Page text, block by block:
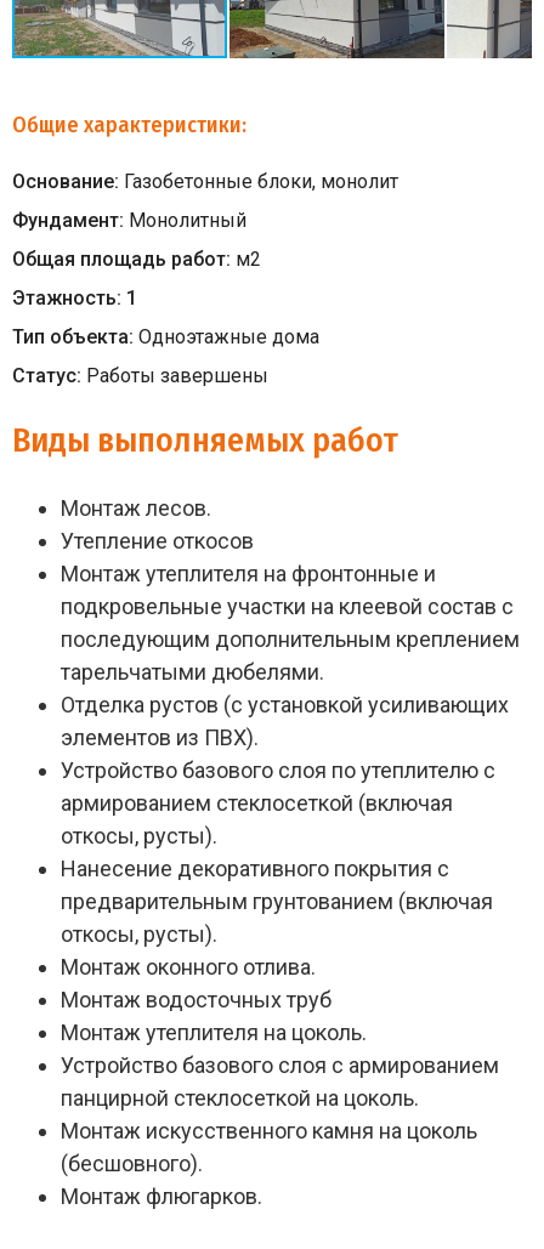
Общие характеристики:
Основание: Газобетонные блоки, монолит
Фундамент: Монолитный
Общая площадь работ: м2
Этажность: 1
Тип объекта: Одноэтажные дома
Статус: Работы завершены
Виды выполняемых работ
Монтаж лесов.
Утепление откосов
Монтаж утеплителя на фронтонные и
подкровельные участки на клеевой состав с
последующим дополнительным креплением
тарельчатыми дюбелями.
Отделка рустов (с установкой усиливающих
элементов из ПВХ).
Устройство базового слоя по утеплителю с
армированием стеклосеткой (включая
откосы, русты).
Нанесение декоративного покрытия с
предварительным грунтованием (включая
откосы, русты).
Монтаж оконного отлива.
Монтаж водосточных труб
Монтаж утеплителя на цоколь.
Устройство базового слоя с армированием
панцирной стеклосеткой на цоколь.
Монтаж искусственного камня на цоколь
(бесшовного).
Монтаж флюгарков.